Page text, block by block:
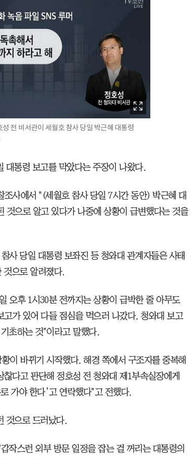
전 비서관이 세월호 참사 당일 박근혜 대통령
대통령 보고를 막았다는 주장이 나왔다.
조사에서 "(세월호 참사 당일 7시간 동안) 박근혜 대
것으로 알고 있다가 나중에 상황이 급변했다는 것을
사 당일 대통령 보좌진 등 청와대 관계자들은 사태
것으로 알려졌다.
오후 1시30분 전까지는 상황이 급박한 줄 아무도
가 있어 다들 점심을 먹으러 나갔다. 청와대 보고
초하는 것"이라고 말했다.
이 바뀌기 시작했다. 해경 쪽에서 구조자를 중복해
다고 판단해 정호성 전 청와대 제1부속실장에게
가야 한다’고 연락했다"고 전했다.
것으로 드러났다.
작스런 외부 방문 일정을 잡는 걸 꺼리는 대통령의